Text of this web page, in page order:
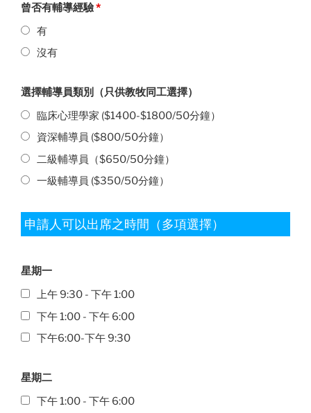
曾否有輔導經驗*
有
沒有
選擇輔導員類別（只供教牧同工選擇）
臨床心理學家 ($1400-$1800/50分鐘）
資深輔導員 ($800/50分鐘）
二級輔導員（$650/50分鐘）
一級輔導員 ($350/50分鐘）
申請人可以出席之時間（多項選擇）
星期一
上午 9:30 - 下午 1:00
下午 1:00 - 下午 6:00
下午6:00-下午 9:30
星期二
下午 1:00 - 下午 6:00